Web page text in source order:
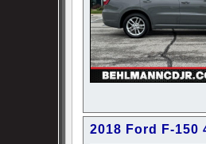
2018 Ford F-150